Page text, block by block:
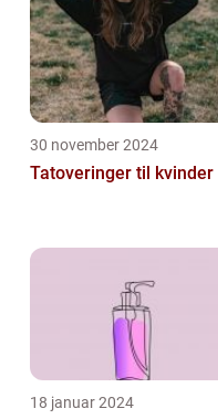
30 november 2024
Tatoveringer til kvinder
18 januar 2024